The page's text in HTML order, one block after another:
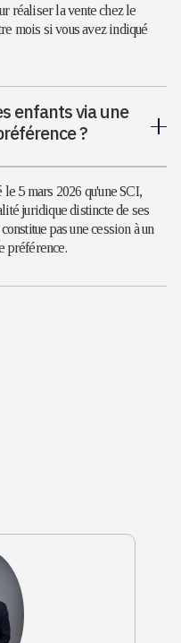
réaliser la vente chez le
mois si vous avez indiqué
enfants via une
?
5 mars 2026 qu'une SCI,
juridique distincte de ses
pas une cession à un
préférence.